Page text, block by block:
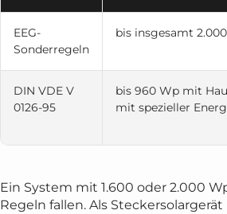
EEG-
Sonderregeln
bis insgesamt
DIN VDE V
0126-95
bis 960 Wp mit
mit spezieller
Ein System mit 1.600 oder 2.000
Regeln fallen. Als